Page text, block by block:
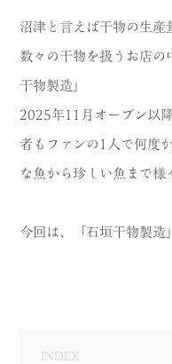
EVENT
COLUMN
沼津と言えば干物の生産
数々の干物を扱うお店の
干物製造」
2025年11月オープン以
者もファンの1人で何度
な魚から珍しい魚まで様
今回は、「石垣干物製造
INDEX